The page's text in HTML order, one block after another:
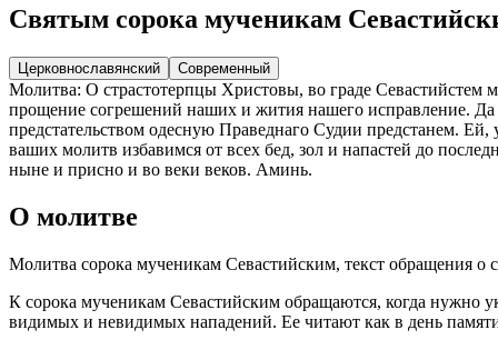
Святым сорока мученикам
Церковнославянский Современный
Молитва: О страстотерпцы Христовы, во граде Севастийстем
прощение согрешений наших и жития нашего исправление.
предстательством одесную Праведнаго Судии предстанем.
ваших молитв избавимся от всех бед, зол и напастей до
ныне и присно и во веки веков. Аминь.
О молитве
Молитва сорока мученикам Севастийским, текст обращения
К сорока мученикам Севастийским обращаются, когда нужно
видимых и невидимых нападений. Ее читают как в день